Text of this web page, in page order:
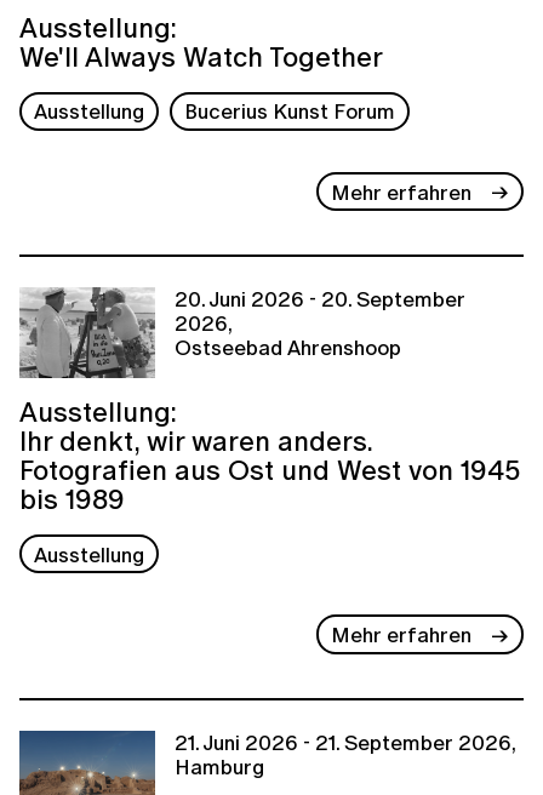
Ausstellung:
We'll Always Watch Together
Ausstellung Bucerius Kunst Forum
Mehr erfahren
20. Juni 2026 - 20. September
2026,
Ostseebad Ahrenshoop
Ausstellung:
Ihr denkt, wir waren anders.
Fotografien aus Ost und West von 1945
bis 1989
Ausstellung
Mehr erfahren
21. Juni 2026 - 21. September 2026,
Hamburg